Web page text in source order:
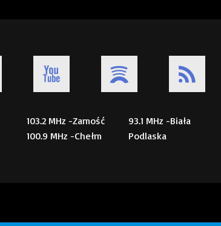
103.2 MHz -Zamość
100.9 MHz -Chełm
93.1 MHz -Biała
Podlaska